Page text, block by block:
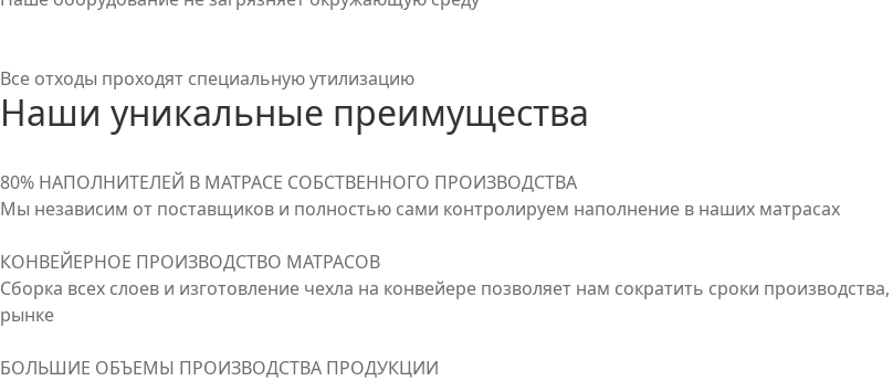
Все отходы проходят специальную утилизацию
Наши уникальные преимущества
80% НАПОЛНИТЕЛЕЙ В МАТРАСЕ СОБСТВЕННОГО ПРОИЗВОДСТВА
Мы независим от поставщиков и полностью сами контролируем наполнение в наших матрасах
КОНВЕЙЕРНОЕ ПРОИЗВОДСТВО МАТРАСОВ
Сборка всех слоев и изготовление чехла на конвейере позволяет нам сократить сроки
рынке
БОЛЬШИЕ ОБЪЕМЫ ПРОИЗВОДСТВА ПРОДУКЦИИ